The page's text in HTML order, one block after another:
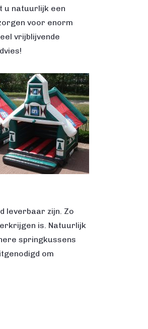
u natuurlijk een
voor enorm
vrijblijvende
leverbaar zijn. Zo
is. Natuurlijk
springkussens
om